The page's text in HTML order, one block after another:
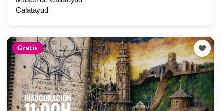
Calatayud
Gratis